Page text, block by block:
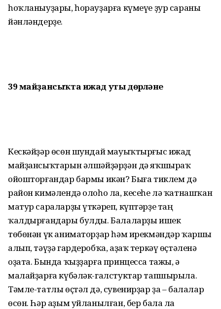
һоҡланыуҙары, һорауҙарға күмеүе ҙур сараны
йәнләндерҙе.
39 майҙансыҡта ижад уты дөрләне
Кескәйҙәр өсөн шундай ма­уыҡтырғыс ижад
майҙансыҡтарын әлшәйҙәрҙән дә яҡшыраҡ
ойошторғандар бармы икән? Быға тиклем дә
район кимәлендә олоһо ла, кесеһе лә ҡатнашҡан
матур сараларҙы үткәреп, күптәрҙе таң
ҡалдырғандары булды. Балаларҙы ишек
төбөнән үк аниматорҙар һәм ирекмәндәр ҡаршы
алып, тәүҙә гардеробҡа, аҙаҡ теркәү өҫтәленә
оҙата. Бында ҡыҙҙарға принцесса тажы, ә
малайҙарға күбәләк-галстуктар тапшырыла.
Тәмле-татлы өҫтәл дә, сувенирҙар ҙа – балалар
өсөн. Һәр аҙым уйланылған, бер бала ла